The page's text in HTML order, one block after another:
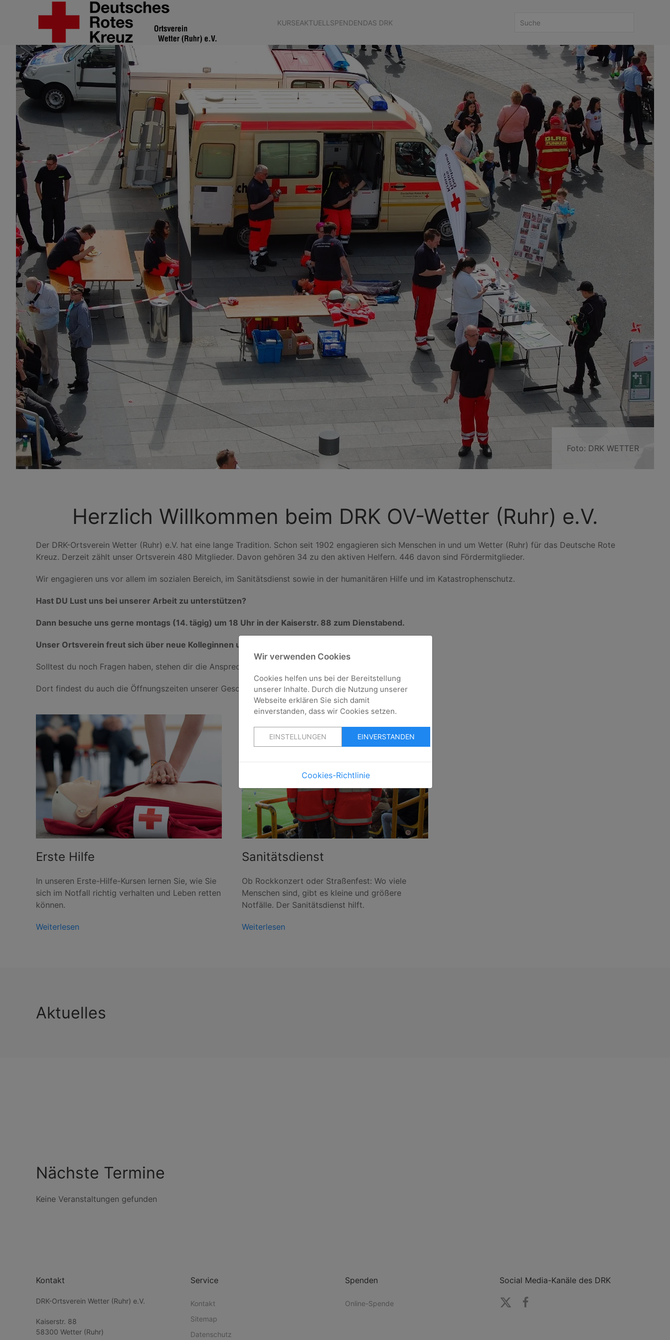
Zum Hauptinhalt springen
KURSEAKTUELL SPENDENDAS DRK
Foto: DRK WETTER
Herzlich Willkommen beim DRK OV-Wetter (Ruhr) e.V.
Der DRK-Ortsverein Wetter (Ruhr) e.V. hat eine lange Tradition. Schon seit 1902 engagieren sich Menschen in und um Wetter (Ruhr) für das Deutsche Rote
Kreuz. Derzeit zählt unser Ortsverein 480 Mitglieder. Davon gehören 34 zu den aktiven Helfern. 446 davon sind Fördermitglieder.
Wir engagieren uns vor allem im sozialen Bereich, im Sanitätsdienst sowie in der humanitären Hilfe und im Katastrophenschutz.
Hast DU Lust uns bei unserer Arbeit zu unterstützen?
Dann besuche uns gerne montags (14. tägig) um 18 Uhr in der Kaiserstr. 88 zum Dienstabend.
Unser Ortsverein freut sich über neue Kolleginnen und Kollegen!
Solltest du noch Fragen haben, stehen dir die Ansprechpartner der aktiven Bereitschaft zur Seite!
Dort findest du auch die Öffnungszeiten unserer Geschäftsstelle.
Erste Hilfe
In unseren Erste-Hilfe-Kursen lernen Sie, wie Sie
sich im Notfall richtig verhalten und Leben retten
können.
Weiterlesen
Sanitätsdienst
Ob Rockkonzert oder Straßenfest: Wo viele
Menschen sind, gibt es kleine und größere
Notfälle. Der Sanitätsdienst hilft.
Weiterlesen
Aktuelles
Nächste Termine
Keine Veranstaltungen gefunden
Kontakt
DRK-Ortsverein Wetter (Ruhr) e.V.
Kaiserstr. 88
58300 Wetter (Ruhr)
Service
Kontakt
Sitemap
Datenschutz
Spenden
Online-Spende
Social Media-Kanäle des DRK
Wir verwenden Cookies
Cookies helfen uns bei der Bereitstellung
unserer Inhalte. Durch die Nutzung unserer
Webseite erklären Sie sich damit
einverstanden, dass wir Cookies setzen.
EINSTELLUNGEN EINVERSTANDEN
Cookies-Richtlinie